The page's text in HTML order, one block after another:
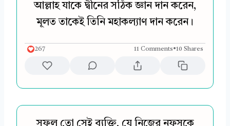
আল্লাহ যাকে দ্বীনের সঠিক জ্ঞান দান করেন,
মূলত তাকেই তিনি মহাকল্যাণ দান করেন।
267 11 Comments•10 Shares
সফল তো সেই ব্যক্তি, যে নিজের নফসকে